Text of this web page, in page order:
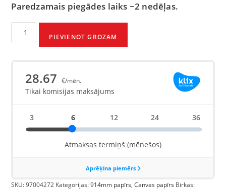
Paredzamais piegādes laiks ~2 nedēļas.
PIEVIENOT GROZAM
SKU:97004272 Kategorijas:914mm papīrs,Canvas papīrs Birkas: